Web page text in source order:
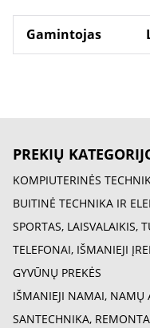
Gamintojas
PREKIŲ
KOMPIUTERINĖS
BUITINĖ TECHNIKA IR
SPORTAS, LAISVALAIKIS,
TELEFONAI, IŠMANIEJI
GYVŪNŲ PREKĖS
IŠMANIEJI NAMAI, NAMŲ
SANTECHNIKA,